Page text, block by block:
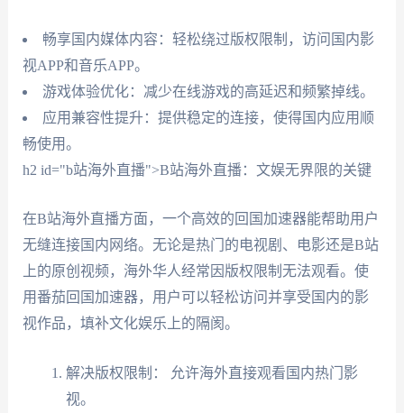
畅享国内媒体内容：轻松绕过版权限制，访问国内影
视APP和音乐APP。
游戏体验优化：减少在线游戏的高延迟和频繁掉线。
应用兼容性提升：提供稳定的连接，使得国内应用顺
畅使用。
h2 id="b站海外直播">B站海外直播：文娱无界限的关键
在B站海外直播方面，一个高效的回国加速器能帮助用户
无缝连接国内网络。无论是热门的电视剧、电影还是B站
上的原创视频，海外华人经常因版权限制无法观看。使
用番茄回国加速器，用户可以轻松访问并享受国内的影
视作品，填补文化娱乐上的隔阂。
解决版权限制： 允许海外直接观看国内热门影
视。